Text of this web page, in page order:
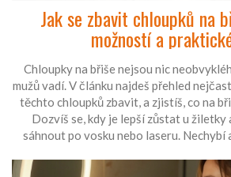
Jak se zbavit chloupků na
možností a
Chloupky na břiše nejsou nic
mužů vadí. V článku najdeš přehled
těchto chloupků zbavit, a zjistíš, co na
Dozvíš se, kdy je lepší zůstat u žiletky
sáhnout po vosku nebo laseru. Nechybí
ohlídat, pokud máš citlivou